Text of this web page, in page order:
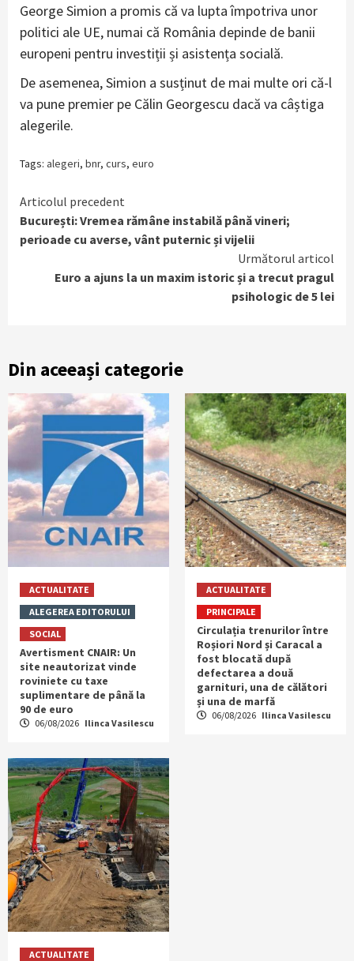
George Simion a promis că va lupta împotriva unor
politici ale UE, numai că România depinde de banii
europeni pentru investiții și asistența socială.
De asemenea, Simion a susținut de mai multe ori că-l
va pune premier pe Călin Georgescu dacă va câștiga
alegerile.
Tags: alegeri, bnr, curs, euro
Continue
Reading
Articolul precedent
București: Vremea rămâne instabilă până vineri;
perioade cu averse, vânt puternic și vijelii
Următorul articol
Euro a ajuns la un maxim istoric și a trecut pragul
psihologic de 5 lei
Din aceeași categorie
ACTUALITATE
ALEGEREA EDITORULUI
SOCIAL
Avertisment CNAIR: Un
site neautorizat vinde
roviniete cu taxe
suplimentare de până la
90 de euro
06/08/2026 Ilinca Vasilescu
ACTUALITATE
PRINCIPALE
Circulația trenurilor între
Roșiori Nord și Caracal a
fost blocată după
defectarea a două
garnituri, una de călători
și una de marfă
06/08/2026 Ilinca Vasilescu
ACTUALITATE